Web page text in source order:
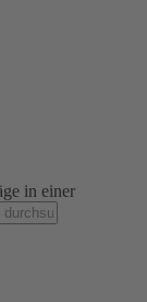
in einer